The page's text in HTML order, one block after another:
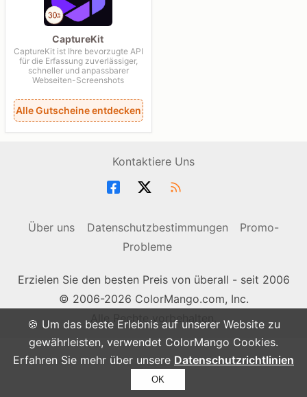
🍪 Um das beste Erlebnis auf unserer Website zu
gewährleisten, verwendet ColorMango Cookies.
Erfahren Sie mehr über unsere Datenschutzrichtlinien
OK
CaptureKit
CaptureKit ist Ihre bevorzugte API
für die Erfassung zuverlässiger,
schneller und anpassbarer
Webseiten-Screenshots
Alle Gutscheine entdecken
Kontaktiere Uns
Über uns Datenschutzbestimmungen
Promo-
Probleme
Erzielen Sie den besten Preis von überall - seit 2006
© 2006-2026 ColorMango.com, Inc.
Alle Rechte vorbehalten.